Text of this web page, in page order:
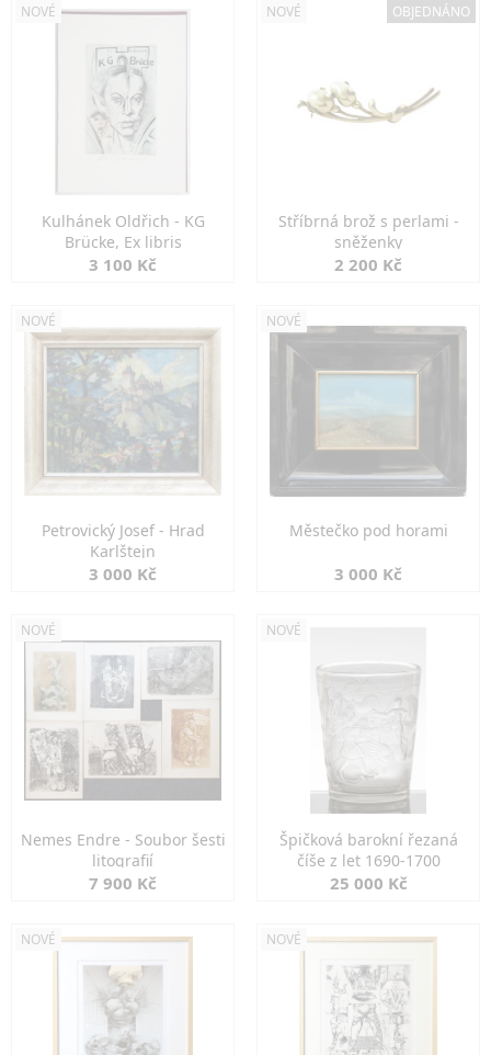
NOVÉ
Kulhánek Oldřich - KG
Brücke, Ex libris
3 100 Kč
NOVÉ OBJEDNÁNO
Stříbrná brož s perlami -
sněženky
2 200 Kč
NOVÉ
Petrovický Josef - Hrad
Karlštejn
3 000 Kč
NOVÉ
Městečko pod horami
3 000 Kč
NOVÉ
Nemes Endre - Soubor šesti
litografií
7 900 Kč
NOVÉ
Špičková barokní řezaná
číše z let 1690-1700
25 000 Kč
NOVÉ NOVÉ